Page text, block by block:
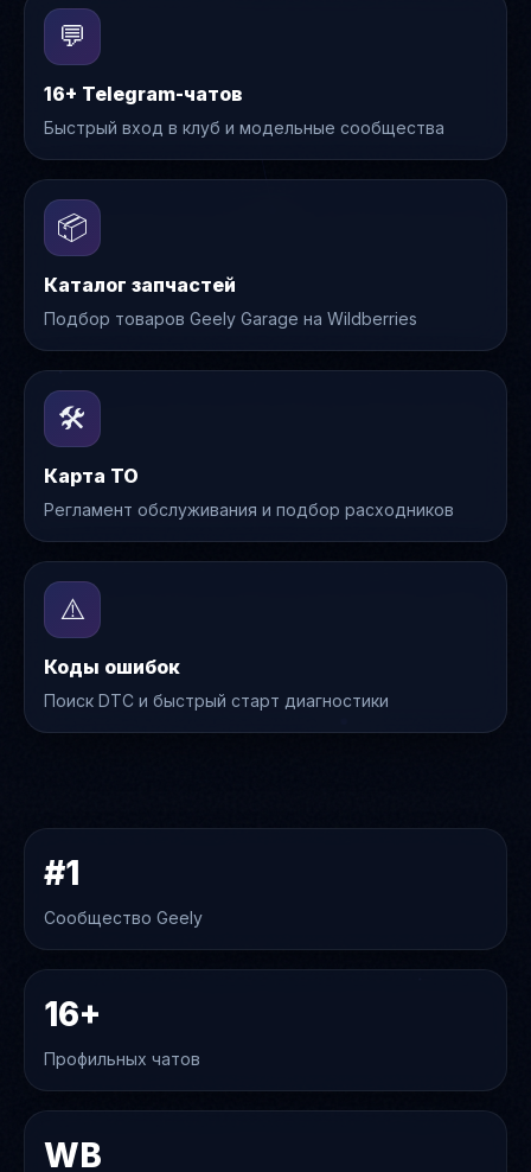
💬
16+ Telegram-чатов
Быстрый вход в клуб и модельные сообщества
📦
Каталог запчастей
Подбор товаров Geely Garage на Wildberries
🛠️
Карта ТО
Регламент обслуживания и подбор расходников
⚠️
Коды ошибок
Поиск DTC и быстрый старт диагностики
#1
Сообщество Geely
16+
Профильных чатов
WB